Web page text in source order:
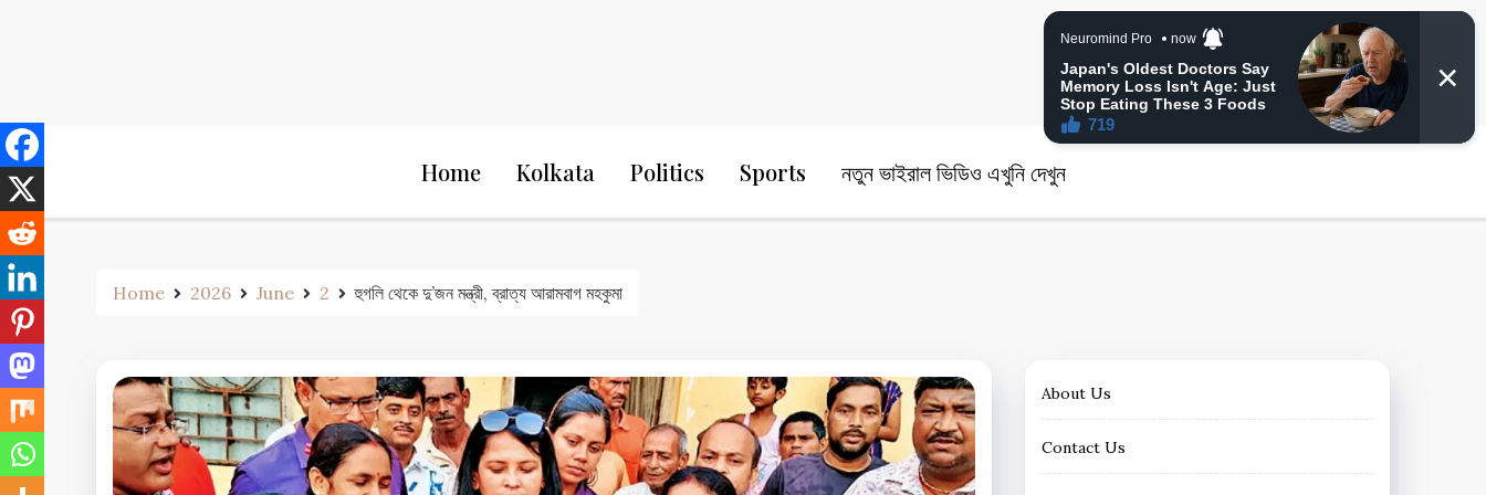
24 Ghanta Bangla News
Home Kolkata Politics Sports নতুন ভাইরাল ভিডিও এখুনি দেখুন
Home 2026 June 2 হুগলি থেকে দু’জন মন্ত্রী, ব্রাত্য আরামবাগ মহকুমা
About Us
Contact Us